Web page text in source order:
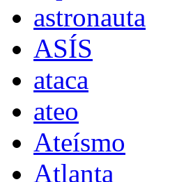
astronauta
ASÍS
ataca
ateo
Ateísmo
Atlanta